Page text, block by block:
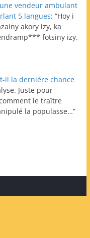
vendeur ambulant
5 langues: “Hoy i
akory izy, ka
fotsiny izy.
il la dernière chance
Juste pour
le traître
la populasse…”